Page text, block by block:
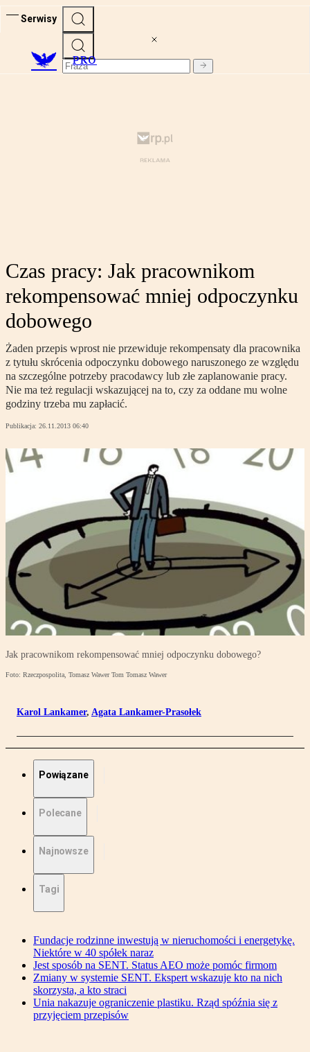
Serwisy
PRO
Czas pracy: Jak pracownikom
rekompensować mniej odpoczynku
dobowego
Żaden przepis wprost nie przewiduje rekompensaty dla pracownika
z tytułu skrócenia odpoczynku dobowego naruszonego ze względu
na szczególne potrzeby pracodawcy lub złe zaplanowanie pracy.
Nie ma też regulacji wskazującej na to, czy za oddane mu wolne
godziny trzeba mu zapłacić.
Publikacja: 26.11.2013 06:40
Jak pracownikom rekompensować mniej odpoczynku dobowego?
Foto: Rzeczpospolita, Tomasz Wawer Tom Tomasz Wawer
Karol Lankamer, Agata Lankamer-Prasołek
Powiązane
Polecane
Najnowsze
Tagi
Fundacje rodzinne inwestują w nieruchomości i energetykę.
Niektóre w 40 spółek naraz
Jest sposób na SENT. Status AEO może pomóc firmom
Zmiany w systemie SENT. Ekspert wskazuje kto na nich
skorzysta, a kto straci
Unia nakazuje ograniczenie plastiku. Rząd spóźnia się z
przyjęciem przepisów